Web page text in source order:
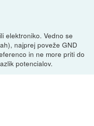
elektroniko. Vedno se
najprej poveže GND
in ne more priti do
potencialov.